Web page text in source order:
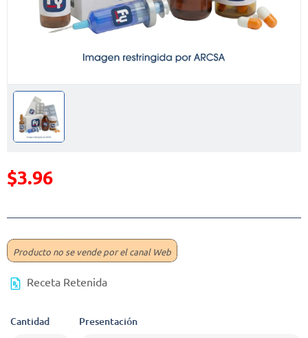
Precio reducido de
$3.96
Producto no se vende por el canal Web
Receta Retenida
Cantidad Presentación